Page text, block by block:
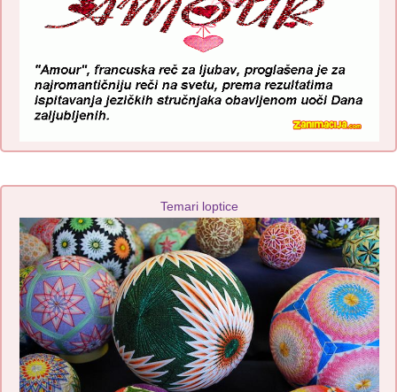
Temari loptice